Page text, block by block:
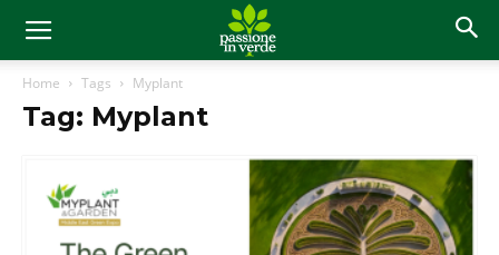
Home Tags Myplant
Tag: Myplant